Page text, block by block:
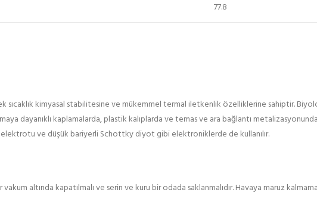
77.8
sıcaklık kimyasal stabilitesine ve mükemmel termal iletkenlik özelliklerine sahiptir.
dayanıklı kaplamalarda, plastik kalıplarda ve temas ve ara bağlantı
elektrotu ve düşük bariyerli Schottky diyot gibi elektroniklerde de kullanılır.
altında kapatılmalı ve serin ve kuru bir odada saklanmalıdır. Havaya maruz